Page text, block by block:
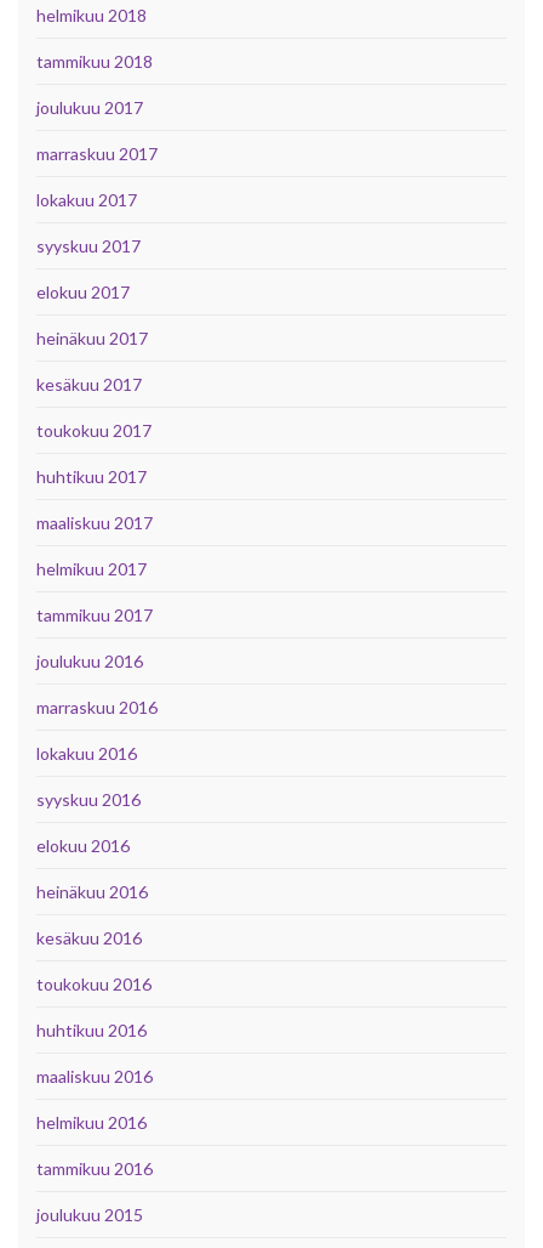
helmikuu 2018
tammikuu 2018
joulukuu 2017
marraskuu 2017
lokakuu 2017
syyskuu 2017
elokuu 2017
heinäkuu 2017
kesäkuu 2017
toukokuu 2017
huhtikuu 2017
maaliskuu 2017
helmikuu 2017
tammikuu 2017
joulukuu 2016
marraskuu 2016
lokakuu 2016
syyskuu 2016
elokuu 2016
heinäkuu 2016
kesäkuu 2016
toukokuu 2016
huhtikuu 2016
maaliskuu 2016
helmikuu 2016
tammikuu 2016
joulukuu 2015